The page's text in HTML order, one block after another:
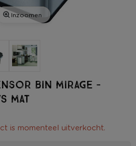
Inzoomen
bin mirage -
mat
is momenteel uitverkocht.